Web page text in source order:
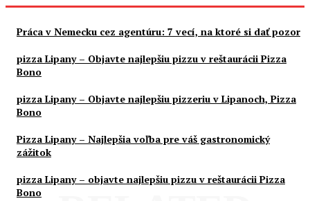
Práca v Nemecku cez agentúru: 7 vecí, na ktoré si dať pozor
pizza Lipany – Objavte najlepšiu pizzu v reštaurácii Pizza
Bono
pizza Lipany – Objavte najlepšiu pizzeriu v Lipanoch, Pizza
Bono
Pizza Lipany – Najlepšia voľba pre váš gastronomický
zážitok
pizza Lipany – objavte najlepšiu pizzu v reštaurácii Pizza
Bono